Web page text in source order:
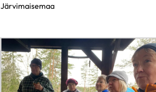
Järvimaisemaa